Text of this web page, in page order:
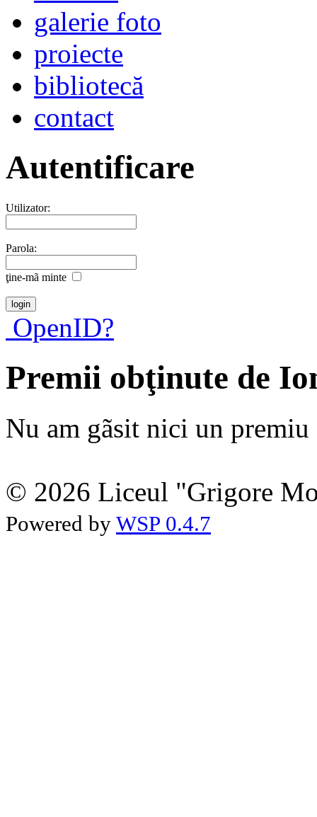
galerie foto
proiecte
bibliotecă
contact
Autentificare
Utilizator:
Parola:
ţine-mã minte
OpenID?
Premii obţinute de
Nu am gãsit nici un premiu
© 2026 Liceul "Grigore
Powered by WSP 0.4.7